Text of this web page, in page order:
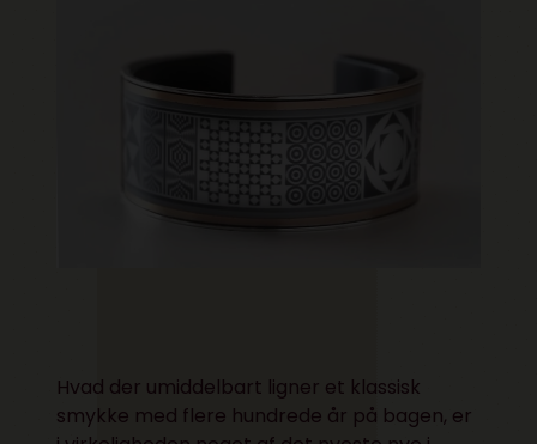
Hvad der umiddelbart ligner et klassisk
smykke med flere hundrede år på bagen, er